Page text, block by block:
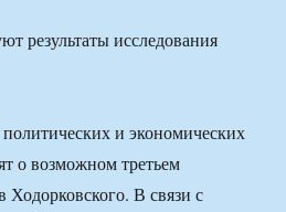
результаты исследования
и экономических
о возможном третьем
Ходорковского. В связи с